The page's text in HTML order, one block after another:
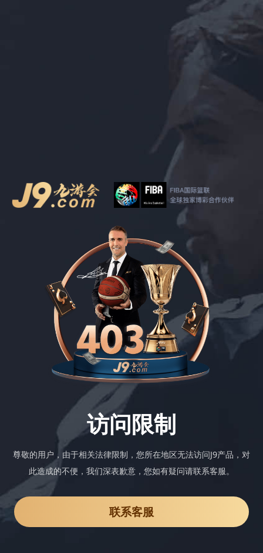
访问限制
尊敬的用户，由于相关法律限制，您所在地区无法访问J9产品，对
此造成的不便，我们深表歉意，您如有疑问请联系客服。
联系客服